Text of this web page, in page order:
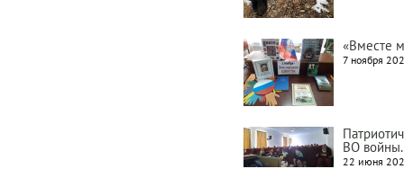
«Вместе
7 ноября
ВО войны.
22 июня